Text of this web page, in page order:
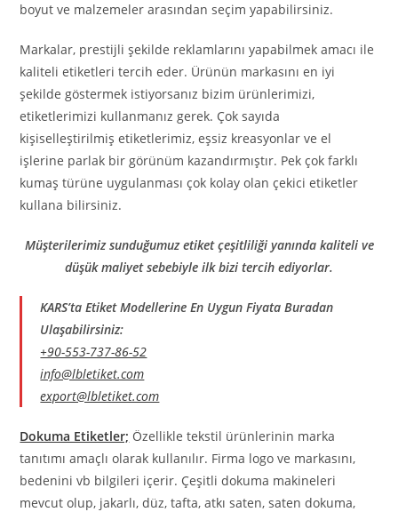
boyut ve malzemeler arasından seçim yapabilirsiniz.
Markalar, prestijli şekilde reklamlarını yapabilmek amacı ile
kaliteli etiketleri tercih eder. Ürünün markasını en iyi
şekilde göstermek istiyorsanız bizim ürünlerimizi,
etiketlerimizi kullanmanız gerek. Çok sayıda
kişiselleştirilmiş etiketlerimiz, eşsiz kreasyonlar ve el
işlerine parlak bir görünüm kazandırmıştır. Pek çok farklı
kumaş türüne uygulanması çok kolay olan çekici etiketler
kullana bilirsiniz.
Müşterilerimiz sunduğumuz etiket çeşitliliği yanında kaliteli ve
düşük maliyet sebebiyle ilk bizi tercih ediyorlar.
KARS’ta Etiket Modellerine En Uygun Fiyata Buradan
Ulaşabilirsiniz:
+90-553-737-86-52
info@lbletiket.com
export@lbletiket.com
Dokuma Etiketler; Özellikle tekstil ürünlerinin marka
tanıtımı amaçlı olarak kullanılır. Firma logo ve markasını,
bedenini vb bilgileri içerir. Çeşitli dokuma makineleri
mevcut olup, jakarlı, düz, tafta, atkı saten, saten dokuma,